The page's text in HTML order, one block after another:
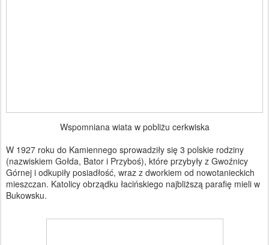
Wspomniana wiata w pobliżu cerkwiska
W 1927 roku do Kamiennego sprowadziły się 3 polskie rodziny
(nazwiskiem Gołda, Bator i Przyboś), które przybyły z Gwoźnicy
Górnej i odkupiły posiadłość, wraz z dworkiem od nowotanieckich
mieszczan. Katolicy obrządku łacińskiego najbliższą parafię mieli w
Bukowsku.